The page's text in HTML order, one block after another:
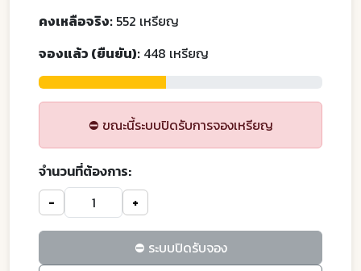
คงเหลือจริง: 552 เหรียญ
จองแล้ว (ยืนยัน): 448 เหรียญ
⛔ ขณะนี้ระบบปิดรับการจองเหรียญ
จำนวนที่ต้องการ:
-
+
⛔ ระบบปิดรับจอง